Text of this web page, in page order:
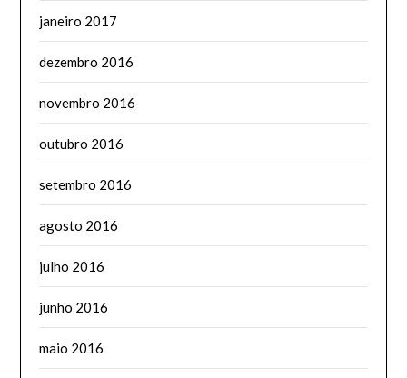
janeiro 2017
dezembro 2016
novembro 2016
outubro 2016
setembro 2016
agosto 2016
julho 2016
junho 2016
maio 2016